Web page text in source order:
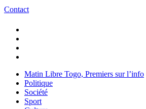
Contact
Matin Libre Togo, Premiers sur l’info
Politique
Société
Sport